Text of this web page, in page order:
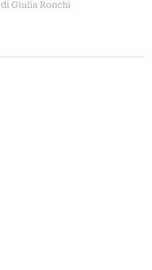
di Giulia Ronchi